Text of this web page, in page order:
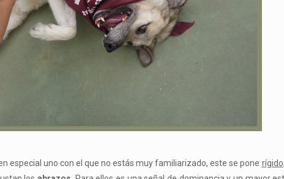
especial uno con el que no estás muy familiarizado, este se pone rígido,